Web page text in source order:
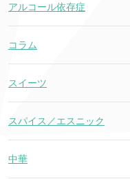
アルコール依存症
コラム
スイーツ
スパイス／エスニック
中華